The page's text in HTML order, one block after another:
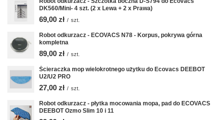
DK560/Mini- 4 szt. (2 x Lewa + 2 x Prawa)
69,00 zł / szt.
Robot odkurzacz - ECOVACS N78 - Korpus, pokrywa górna
kompletna
89,00 zł / szt.
Ścieraczka mop wielokrotnego użytku do Ecovacs DEEBOT
U2/U2 PRO
27,00 zł / szt.
Robot odkurzacz - płytka mocowania mopa, pad do ECOVACS
DEEBOT Ozmo Slim 10 i 11